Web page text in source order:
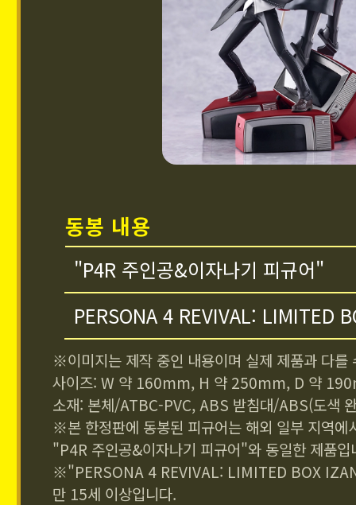
동봉 내용
"P4R 주인공&이자나기 피규어"
PERSONA 4 REVIVAL: LIMITED
※이미지는 제작 중인 내용이며 실제 제품과 다를
사이즈: W 약 160mm, H 약 250mm, D 약
소재: 본체/ATBC-PVC, ABS 받침대/ABS(도색
※본 한정판에 동봉된 피규어는 해외 일부 지역에
"P4R 주인공&이자나기 피규어"와 동일한 제품입
※"PERSONA 4 REVIVAL: LIMITED BOX
만 15세 이상입니다.